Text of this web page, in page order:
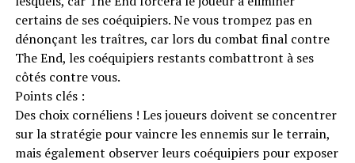
certains de ses coéquipiers. Ne vous trompez pas en
dénonçant les traîtres, car lors du combat final contre
The End, les coéquipiers restants combattront à ses
côtés contre vous.
Points clés :
Des choix cornéliens ! Les joueurs doivent se concentrer
sur la stratégie pour vaincre les ennemis sur le terrain,
mais également observer leurs coéquipiers pour exposer